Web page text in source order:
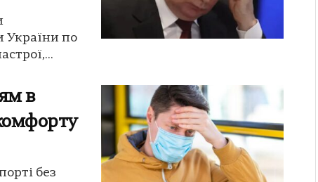
України по
в
без